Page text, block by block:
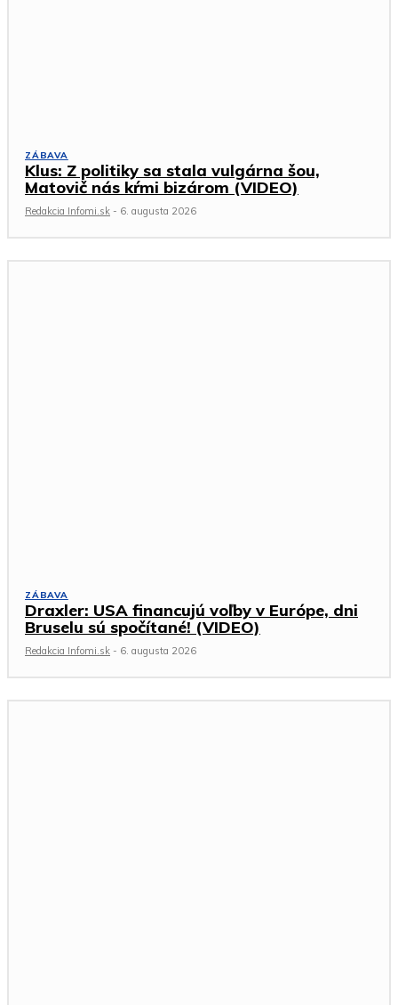
ZÁBAVA
Klus: Z politiky sa stala vulgárna šou,
Matovič nás kŕmi bizárom (VIDEO)
Redakcia Infomi.sk - 6. augusta 2026
ZÁBAVA
Draxler: USA financujú voľby v Európe, dni
Bruselu sú spočítané! (VIDEO)
Redakcia Infomi.sk - 6. augusta 2026